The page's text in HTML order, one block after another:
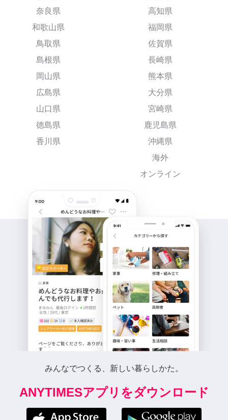
奈良県
和歌山県
鳥取県
島根県
岡山県
広島県
山口県
徳島県
香川県
高知県
福岡県
佐賀県
長崎県
熊本県
大分県
宮崎県
鹿児島県
沖縄県
海外
オンライン
みんなでつくる、新しい暮らしかた。
ANYTIMESアプリをダウンロード